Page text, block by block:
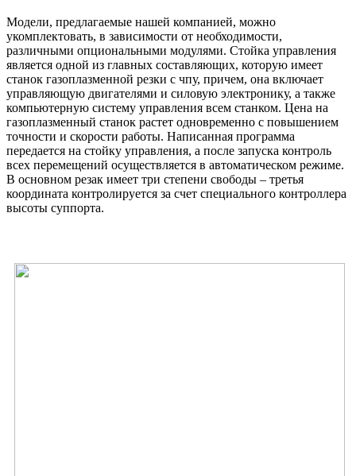
Модели, предлагаемые нашей компанией, можно
укомплектовать, в зависимости от необходимости,
различными опциональными модулями. Стойка управления
является одной из главных составляющих, которую имеет
станок газоплазменной резки с чпу, причем, она включает
управляющую двигателями и силовую электронику, а также
компьютерную систему управления всем станком. Цена на
газоплазменный станок растет одновременно с повышением
точности и скорости работы. Написанная программа
передается на стойку управления, а после запуска контроль
всех перемещений осуществляется в автоматическом режиме.
В основном резак имеет три степени свободы – третья
координата контролируется за счет специального контроллера
высоты суппорта.